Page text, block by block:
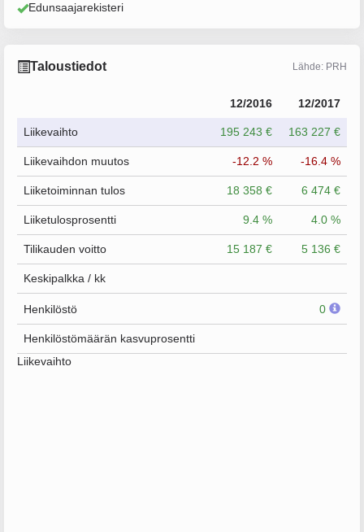
Edunsaajarekisteri
Taloustiedot Lähde: PRH
12/2016 12/2017
Liikevaihto 195 243 € 163 227 €
Liikevaihdon muutos -12.2 % -16.4 %
Liiketoiminnan tulos 18 358 € 6 474 €
Liiketulosprosentti 9.4 % 4.0 %
Tilikauden voitto 15 187 € 5 136 €
Keskipalkka / kk
Henkilöstö 0
Henkilöstömäärän kasvuprosentti
Liikevaihto